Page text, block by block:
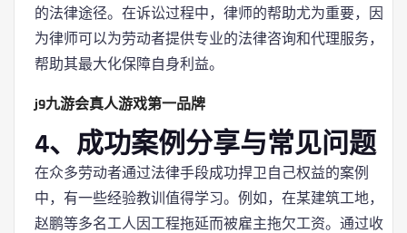
的法律途径。在诉讼过程中，律师的帮助尤为重要，因
为律师可以为劳动者提供专业的法律咨询和代理服务，
帮助其最大化保障自身利益。
j9九游会真人游戏第一品牌
4、成功案例分享与常见问题
在众多劳动者通过法律手段成功捍卫自己权益的案例
中，有一些经验教训值得学习。例如，在某建筑工地，
赵鹏等多名工人因工程拖延而被雇主拖欠工资。通过收